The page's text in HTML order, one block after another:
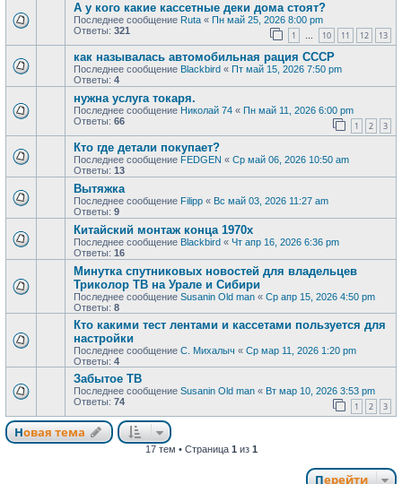
А у кого какие кассетные деки дома стоят?
Последнее сообщение Ruta « Пн май 25, 2026 8:00 pm
Ответы: 321 1 … 10 11 12 13
как называлась автомобильная рация СССР
Последнее сообщение Blackbird « Пт май 15, 2026 7:50 pm
Ответы: 4
нужна услуга токаря.
Последнее сообщение Николай 74 « Пн май 11, 2026 6:00 pm
Ответы: 66 1 2 3
Кто где детали покупает?
Последнее сообщение FEDGEN « Ср май 06, 2026 10:50 am
Ответы: 13
Вытяжка
Последнее сообщение Filipp « Вс май 03, 2026 11:27 am
Ответы: 9
Китайский монтаж конца 1970х
Последнее сообщение Blackbird « Чт апр 16, 2026 6:36 pm
Ответы: 16
Минутка спутниковых новостей для владельцев
Триколор ТВ на Урале и Сибири
Последнее сообщение Susanin Old man « Ср апр 15, 2026 4:50 pm
Ответы: 8
Кто какими тест лентами и кассетами пользуется для
настройки
Последнее сообщение С. Михалыч « Ср мар 11, 2026 1:20 pm
Ответы: 4
Забытое ТВ
Последнее сообщение Susanin Old man « Вт мар 10, 2026 3:53 pm
Ответы: 74 1 2 3
Новая тема
17 тем • Страница 1 из 1
Перейти